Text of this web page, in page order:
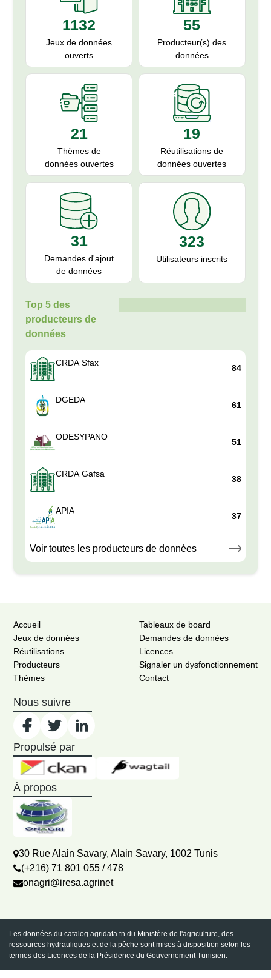
1132
Jeux de données
ouverts
55
Producteur(s) des
données
21
Thèmes de
données ouvertes
19
Réutilisations de
données ouvertes
31
Demandes d'ajout
de données
323
Utilisateurs inscrits
Top 5 des
producteurs de
données
CRDA Sfax
84
DGEDA
61
ODESYPANO
51
CRDA Gafsa
38
APIA
37
Voir toutes les producteurs de données
Accueil
Jeux de données
Réutilisations
Producteurs
Thèmes
Tableaux de board
Demandes de données
Licences
Signaler un dysfonctionnement
Contact
Nous suivre
Propulsé par
À propos
30 Rue Alain Savary, Alain Savary, 1002 Tunis
(+216) 71 801 055 / 478
onagri@iresa.agrinet
Les données du catalog agridata.tn du Ministère de l'agriculture, des
ressources hydrauliques et de la pêche sont mises à disposition selon les
termes des Licences de la Présidence du Gouvernement Tunisien.